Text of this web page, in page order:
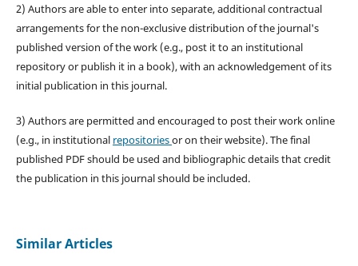
2) Authors are able to enter into separate, additional contractual
arrangements for the non-exclusive distribution of the journal's
published version of the work (e.g., post it to an institutional
repository or publish it in a book), with an acknowledgement of its
initial publication in this journal.
3) Authors are permitted and encouraged to post their work online
(e.g., in institutional repositoriesor on their website). The final
published PDF should be used and bibliographic details that credit
the publication in this journal should be included.
Similar Articles